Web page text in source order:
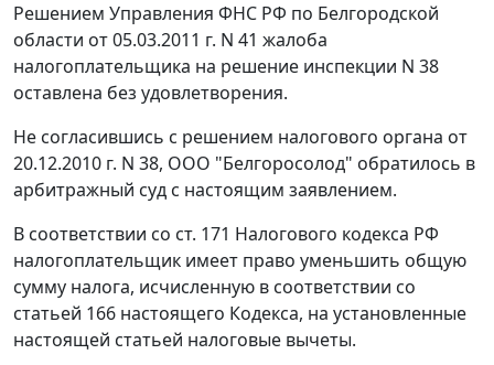
Решением Управления ФНС РФ по Белгородской
области от 05.03.2011 г. N 41 жалоба
налогоплательщика на решение инспекции N 38
оставлена без удовлетворения.
Не согласившись с решением налогового органа от
20.12.2010 г. N 38, ООО "Белгоросолод" обратилось в
арбитражный суд с настоящим заявлением.
В соответствии со ст. 171 Налогового кодекса РФ
налогоплательщик имеет право уменьшить общую
сумму налога, исчисленную в соответствии со
статьей 166 настоящего Кодекса, на установленные
настоящей статьей налоговые вычеты.